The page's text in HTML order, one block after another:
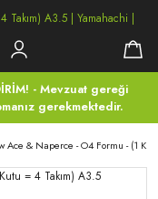
- Mevzuat gereği
gerekmektedir.
Ace & Naperce - O4 Formu - (1